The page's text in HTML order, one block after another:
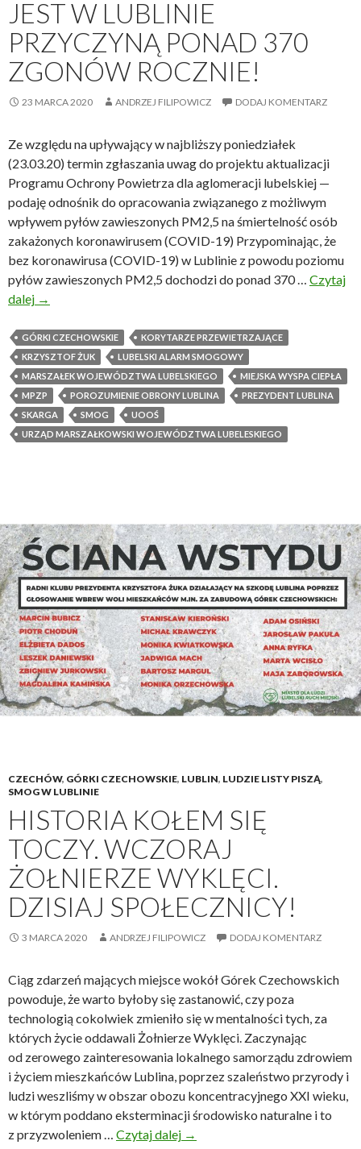
j
Z
r
o
w
e
g
o
A
l
l
j
a
!
JEST W LUBLINIE
PRZYCZYNĄ PONAD 370
ZGONÓW ROCZNIE!
23 MARCA 2020 ANDRZEJ FILIPOWICZ DODAJ KOMENTARZ
Ze względu na upływający w najbliższy poniedziałek
(23.03.20) termin zgłaszania uwag do projektu aktualizacji
Programu Ochrony Powietrza dla aglomeracji lubelskiej —
podaję odnośnik do opracowania związanego z możliwym
wpływem pyłów zawieszonych PM2,5 na śmiertelność osób
zakażonych koronawirusem (COVID-19) Przypominając, że
bez koronawirusa (COVID-19) w Lublinie z powodu poziomu
pyłów zawieszonych PM2,5 dochodzi do ponad 370 … Czytaj
dalej Z
a
j
a
k
o
ś
i
e
t
r
z
a
j
e
s
t
b
i
n
i
e
p
r
z
c
z
y
n
ą
p
o
n
a
→
GÓRKI CZECHOWSKIE
KORYTARZE PRZEWIETRZAJĄCE
KRZYSZTOF ŻUK
LUBELSKI ALARM SMOGOWY
MARSZAŁEK WOJEWÓDZTWA LUBELSKIEGO
MIEJSKA WYSPA CIEPŁA
MPZP
POROZUMIENIE OBRONY LUBLINA
PREZYDENT LUBLINA
SKARGA
SMOG
UOOŚ
URZĄD MARSZAŁKOWSKI WOJEWÓDZTWA LUBELESKIEGO
CZECHÓW, GÓRKI CZECHOWSKIE, LUBLIN, LUDZIE LISTY PISZĄ,
SMOG W LUBLINIE
HISTORIA KOŁEM SIĘ
TOCZY. WCZORAJ
ŻOŁNIERZE WYKLĘCI.
DZISIAJ SPOŁECZNICY!
3 MARCA 2020 ANDRZEJ FILIPOWICZ DODAJ KOMENTARZ
Ciąg zdarzeń mających miejsce wokół Górek Czechowskich
powoduje, że warto byłoby się zastanowić, czy poza
technologią cokolwiek zmieniło się w mentalności tych, za
których życie oddawali Żołnierze Wyklęci. Zaczynając
od zerowego zainteresowania lokalnego samorządu zdrowiem
i życiem mieszkańców Lublina, poprzez szaleństwo przyrody i
ludzi weszliśmy w obszar obozu koncentracyjnego XXI wieku,
w którym poddano eksterminacji środowisko naturalne i to
z przyzwoleniem … Czytaj dalej H
→